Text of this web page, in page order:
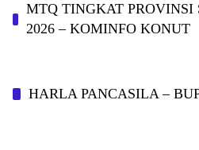
MTQ TINGKAT
2026 – KOMINFO KONUT
HARLA PANCASILA –